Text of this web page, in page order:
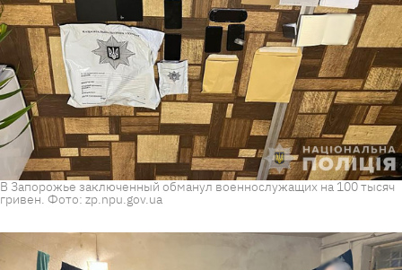
В Запорожье заключенный обманул военнослужащих на 100 тысяч
гривен. Фото: zp.npu.gov.ua